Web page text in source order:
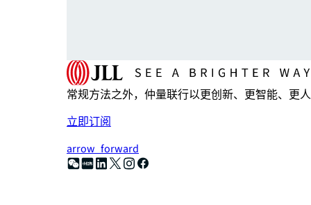
常规方法之外，仲量联行以更创新、更智能、更
立即订阅
arrow_forward